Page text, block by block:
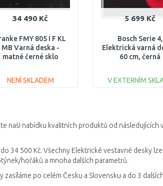
34 490 Kč
FMY 805 I F KL
MB Varná deska -
matné černé sklo
NENÍ SKLADEM
5 699 Kč
Bosch Serie 4,
Elektrická varná
60 cm, černá
V EXTERNÍM
naši nabídku kvalitních produktů od následujících
34 500 Kč. Všechny Elektrické vestavné desky lze
hořáků a mnoha dalších parametrů.
po celém Česku a Slovensku a do 3